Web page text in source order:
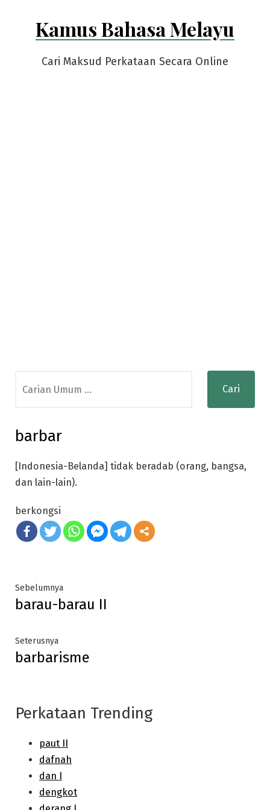
Kamus Bahasa Melayu
Cari Maksud Perkataan Secara Online
for:
barbar
[Indonesia-Belanda] tidak beradab (orang, bangsa,
dan lain-lain).
berkongsi
Post
navigation
SebelumnyaPrevious
post:
barau-barau II
SeterusnyaNext
post:
barbarisme
Perkataan Trending